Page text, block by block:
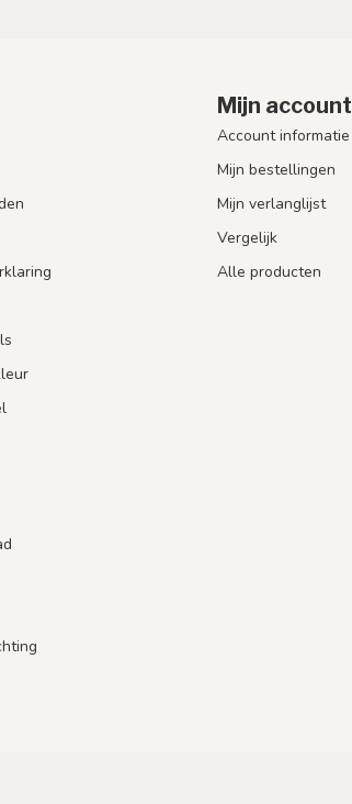
Mijn account
Account informatie
Mijn bestellingen
Mijn verlanglijst
Vergelijk
Alle producten